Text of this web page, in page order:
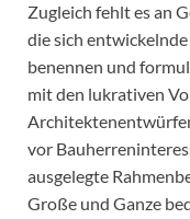
Zugleich fehlt es an
die sich
benennen und
mit den lukrativen
vor
ausgelegte
Große und Ganze